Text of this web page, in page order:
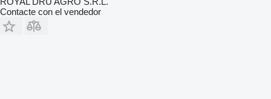
Contacte con el vendedor